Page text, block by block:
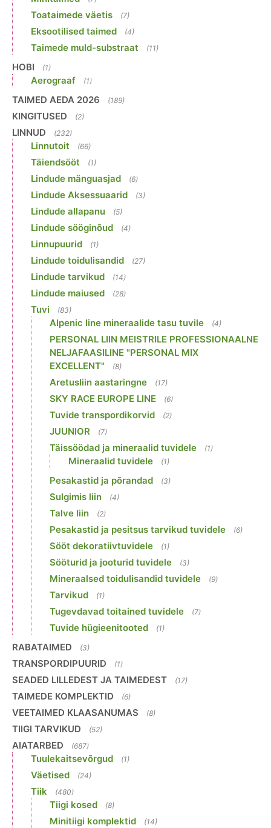
Toataimede väetis (7)
Eksootilised taimed (4)
Taimede muld-substraat (11)
HOBI (1)
Aerograaf (1)
TAIMED AEDA 2026 (189)
KINGITUSED (2)
LINNUD (232)
Linnutoit (66)
Täiendsööt (1)
Lindude mänguasjad (6)
Lindude Aksessuaarid (3)
Lindude allapanu (5)
Lindude sööginõud (4)
Linnupuurid (1)
Lindude toidulisandid (27)
Lindude tarvikud (14)
Lindude maiused (28)
Tuvi (83)
Alpenic line mineraalide tasu tuvile (4)
PERSONAL LIIN MEISTRILE PROFESSIONAALNE
NELJAFAASILINE "PERSONAL MIX
EXCELLENT"
(8)
Aretusliin aastaringne (17)
SKY RACE EUROPE LINE (6)
Tuvide transpordikorvid (2)
JUUNIOR (7)
Täissöödad ja mineraalid tuvidele (1)
Mineraalid tuvidele (1)
Pesakastid ja põrandad (3)
Sulgimis liin (4)
Talve liin (2)
Pesakastid ja pesitsus tarvikud tuvidele (6)
Sööt dekoratiivtuvidele (1)
Sööturid ja jooturid tuvidele (3)
Mineraalsed toidulisandid tuvidele (9)
Tarvikud (1)
Tugevdavad toitained tuvidele (7)
Tuvide hügieenitooted (1)
RABATAIMED (3)
TRANSPORDIPUURID (1)
SEADED LILLEDEST JA TAIMEDEST (17)
TAIMEDE KOMPLEKTID (6)
VEETAIMED KLAASANUMAS (8)
TIIGI TARVIKUD (52)
AIATARBED (687)
Tuulekaitsevõrgud (1)
Väetised (24)
Tiik (480)
Tiigi kosed (8)
Minitiigi komplektid (14)